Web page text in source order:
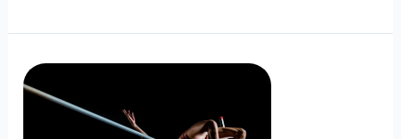
Entrenamiento
mental